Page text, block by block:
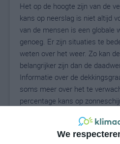
We
Het op de hoogte zijn van de
kans op neerslag is niet altijd
van de mensen is een globale
genoeg. Er zijn situaties te
weten over het weer. Zo kan
belangrijker zijn dan de
Informatie over de
soms meer over het te
percentage kans op